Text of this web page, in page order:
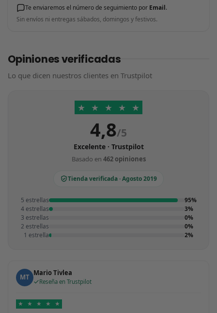
Te enviaremos el número de seguimiento por Email.
Sin envíos ni entregas sábados, domingos y festivos.
Opiniones verificadas
Lo que dicen nuestros clientes en Trustpilot
★ ★ ★ ★ ★
4,8/5
Excelente · Trustpilot
Basado en 462 opiniones
Tienda verificada · Agosto 2019
5 estrellas
95%
4 estrellas
3%
3 estrellas
0%
2 estrellas
0%
1 estrella
2%
MT Mario Tivlea
Reseña en Trustpilot
★ ★ ★ ★ ★